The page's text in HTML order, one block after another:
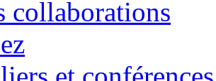
collaborations